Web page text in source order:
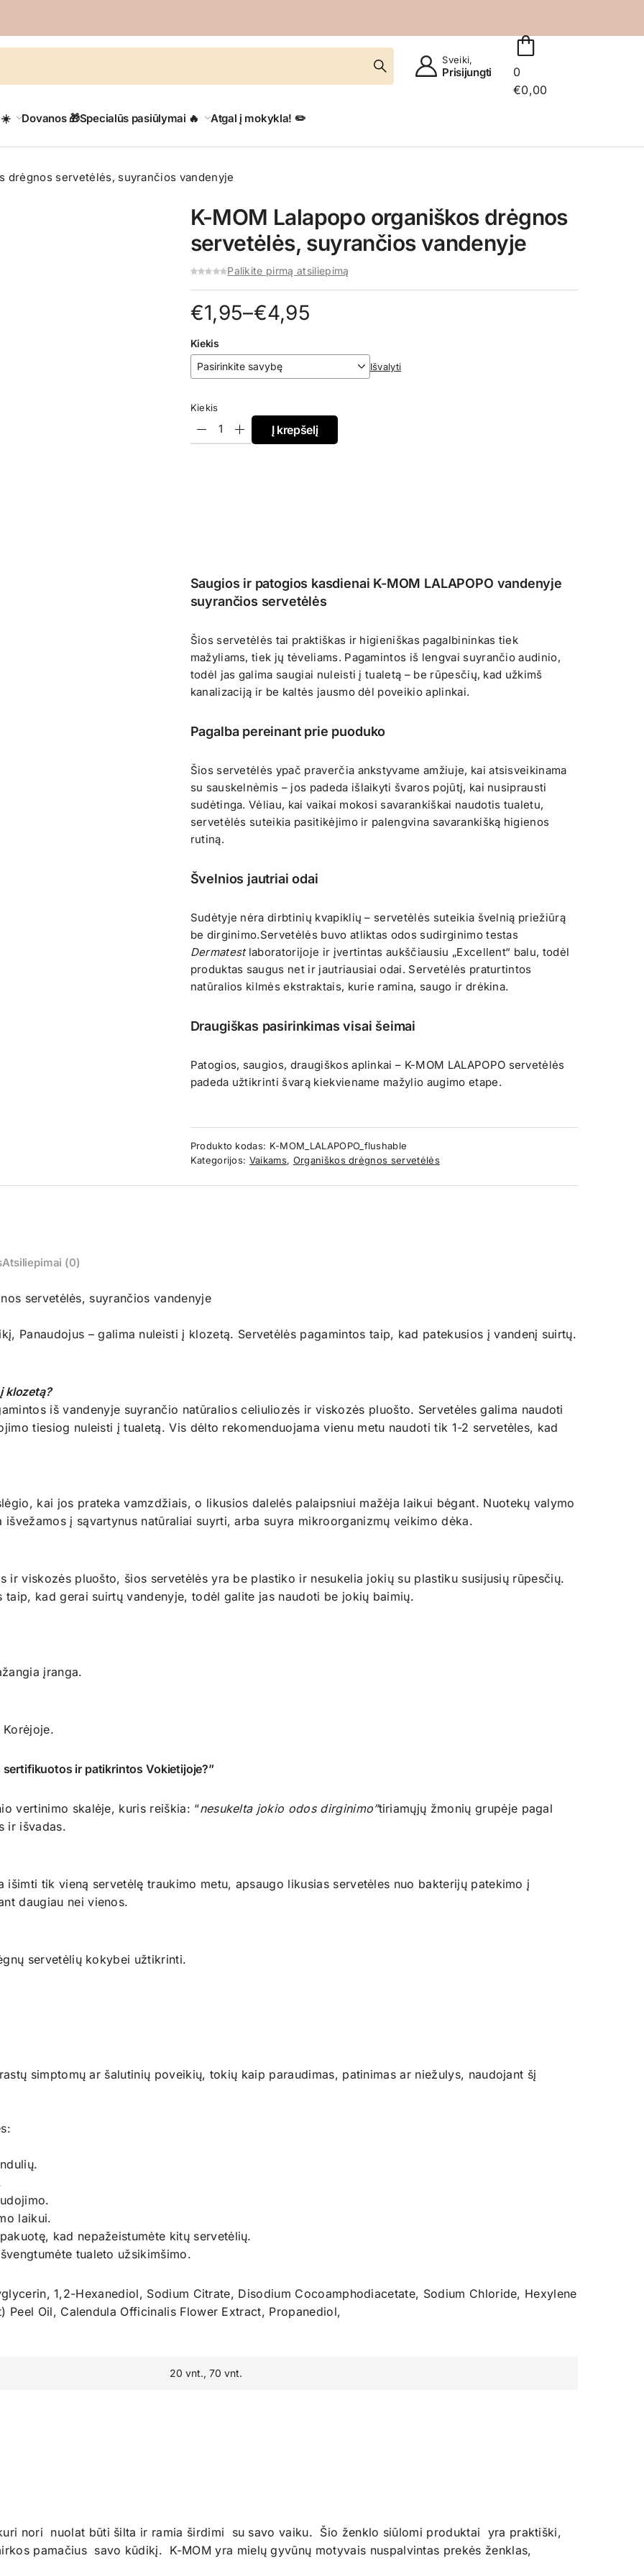
Sveiki,
Prisijungti
0
€0,00
☀️ Dovanos 🎁Specialūs pasiūlymai 🔥 Atgal į mokykla! ✏️
drėgnos servetėlės, suyrančios vandenyje
K-MOM Lalapopo organiškos drėgnos
servetėlės, suyrančios vandenyje
Palikite pirmą atsiliepimą
€1,95–€4,95
Price
range:
€1,95
through
€4,95
Kiekis
Išvalyti
Kiekis
Į krepšelį
Saugios ir patogios kasdienai K-MOM LALAPOPO vandenyje
suyrančios servetėlės
Šios servetėlės tai praktiškas ir higieniškas pagalbininkas tiek
mažyliams, tiek jų tėveliams. Pagamintos iš lengvai suyrančio audinio,
todėl jas galima saugiai nuleisti į tualetą – be rūpesčių, kad užkimš
kanalizaciją ir be kaltės jausmo dėl poveikio aplinkai.
Pagalba pereinant prie puoduko
Šios servetėlės ypač praverčia ankstyvame amžiuje, kai atsisveikinama
su sauskelnėmis – jos padeda išlaikyti švaros pojūtį, kai nusiprausti
sudėtinga. Vėliau, kai vaikai mokosi savarankiškai naudotis tualetu,
servetėlės suteikia pasitikėjimo ir palengvina savarankišką higienos
rutiną.
Švelnios jautriai odai
Sudėtyje nėra dirbtinių kvapiklių – servetėlės suteikia švelnią priežiūrą
be dirginimo.Servetėlės buvo atliktas odos sudirginimo testas
Dermatestlaboratorijoje ir įvertintas aukščiausiu „Excellent“ balu, todėl
produktas saugus net ir jautriausiai odai. Servetėlės praturtintos
natūralios kilmės ekstraktais, kurie ramina, saugo ir drėkina.
Draugiškas pasirinkimas visai šeimai
Patogios, saugios, draugiškos aplinkai – K-MOM LALAPOPO servetėlės
padeda užtikrinti švarą kiekviename mažylio augimo etape.
Produkto kodas: K-MOM_LALAPOPO_flushable
Kategorijos: Vaikams, Organiškos drėgnos servetėlės
Atsiliepimai (0)
servetėlės, suyrančios vandenyje
Panaudojus – galima nuleisti į klozetą. Servetėlės pagamintos taip, kad patekusios į vandenį suirtų.
klozetą?
iš vandenyje suyrančio natūralios celiuliozės ir viskozės pluošto. Servetėles galima naudoti
tiesiog nuleisti į tualetą. Vis dėlto rekomenduojama vienu metu naudoti tik 1-2 servetėles, kad
kai jos prateka vamzdžiais, o likusios dalelės palaipsniui mažėja laikui bėgant. Nuotekų valymo
į sąvartynus natūraliai suyrti, arba suyra mikroorganizmų veikimo dėka.
ir viskozės pluošto, šios servetėlės yra be plastiko ir nesukelia jokių su plastiku susijusių rūpesčių.
taip, kad gerai suirtų vandenyje, todėl galite jas naudoti be jokių baimių.
įranga.
ir patikrintos Vokietijoje?”
vertinimo skalėje, kuris reiškia: “nesukelta jokio odos dirginimo”tiriamųjų žmonių grupėje pagal
ir išvadas.
tik vieną servetėlę traukimo metu, apsaugo likusias servetėles nuo bakterijų patekimo į
daugiau nei vienos.
servetėlių kokybei užtikrinti.
simptomų ar šalutinių poveikių, tokių kaip paraudimas, patinimas ar niežulys, naudojant šį
laikui.
kad nepažeistumėte kitų servetėlių.
tualeto užsikimšimo.
1,2-Hexanediol, Sodium Citrate, Disodium Cocoamphodiacetate, Sodium Chloride, Hexylene
Oil, Calendula Officinalis Flower Extract, Propanediol,
20 vnt., 70 vnt.
nori nuolat būti šilta ir ramia širdimi su savo vaiku. Šio ženklo siūlomi produktai yra praktiški,
pamačius savo kūdikį. K-MOM yra mielų gyvūnų motyvais nuspalvintas prekės ženklas,